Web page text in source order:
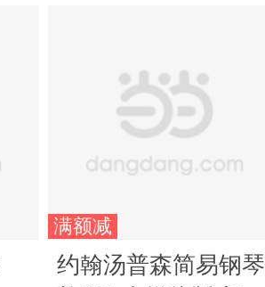
满额减
约翰汤普森简易钢琴